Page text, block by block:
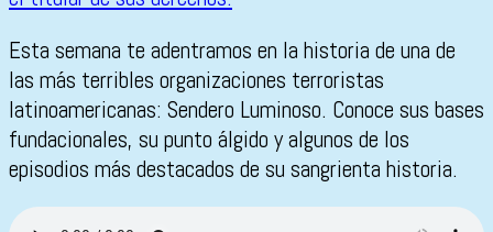
Esta semana te adentramos en la historia de una de
las más terribles organizaciones terroristas
latinoamericanas: Sendero Luminoso. Conoce sus bases
fundacionales, su punto álgido y algunos de los
episodios más destacados de su sangrienta historia.